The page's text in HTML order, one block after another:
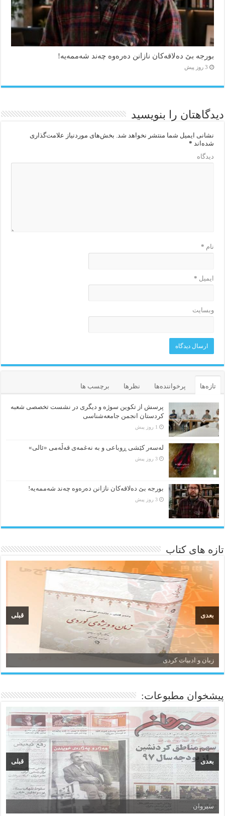
بورجە بێ دەلاقەکان نازانن دەرەوە چەند شەممەیە!
3 روز پیش
دیدگاهتان را بنویسید
نشانی ایمیل شما منتشر نخواهد شد. بخش‌های موردنیاز علامت‌گذاری
شده‌اند *
دیدگاه
نام *
ایمیل *
وبسایت
تازه‌ها پرخواننده‌ها نظرها برچسب ها
پرسش از تکوین سوژه و دیگری در نشست تخصصی شعبه
کردستان انجمن جامعه‌شناسی
1 روز پیش
لەسەر کێشی ڕوباعی و به نەغمەی قەڵەمی «ئالی»
3 روز پیش
بورجە بێ دەلاقەکان نازانن دەرەوە چەند شەممەیە!
3 روز پیش
تازه های کتاب
زبان و ادبیات کردی
قبلی بعدی
پیشخوان مطبوعات:
سیروان
قبلی بعدی